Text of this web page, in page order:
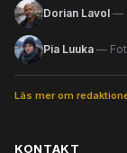
Dorian Lavol —
Pia Luuka —
Läs mer om
KONTAKT